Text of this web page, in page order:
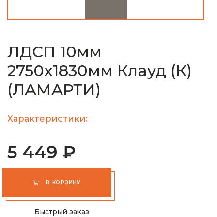
ЛДСП 10мм
2750х1830мм Клауд (К)
(ЛАМАРТИ)
Характеристики:
5 449 ₽
В КОРЗИНУ
Быстрый заказ